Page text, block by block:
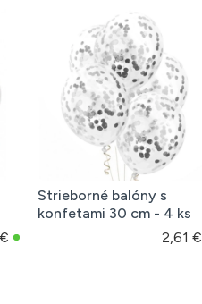
Strieborné balóny s
konfetami 30 cm - 4 ks
2,61 €